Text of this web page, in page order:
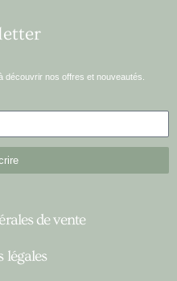
découvrir nos offres et nouveautés.
de vente
légales